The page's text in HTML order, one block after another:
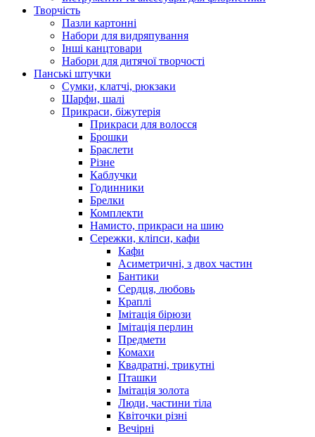
Творчість
Пазли картонні
Набори для видряпування
Інші канцтовари
Набори для дитячої творчості
Панські штучки
Сумки, клатчі, рюкзаки
Шарфи, шалі
Прикраси, біжутерія
Прикраси для волосся
Брошки
Браслети
Різне
Каблучки
Годинники
Брелки
Комплекти
Намисто, прикраси на шию
Сережки, кліпси, кафи
Кафи
Асиметричні, з двох частин
Бантики
Сердця, любовь
Краплі
Імітація бірюзи
Імітація перлин
Предмети
Комахи
Квадратні, трикутні
Пташки
Імітація золота
Люди, частини тіла
Квіточки різні
Вечірні